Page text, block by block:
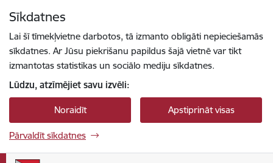
Sīkdatnes
Lai šī tīmekļvietne darbotos, tā izmanto obligāti nepieciešamās
sīkdatnes. Ar Jūsu piekrišanu papildus šajā vietnē var tikt
izmantotas statistikas un sociālo mediju sīkdatnes.
Lūdzu, atzīmējiet savu izvēli:
Noraidīt Apstiprināt visas
Pārvaldīt sīkdatnes